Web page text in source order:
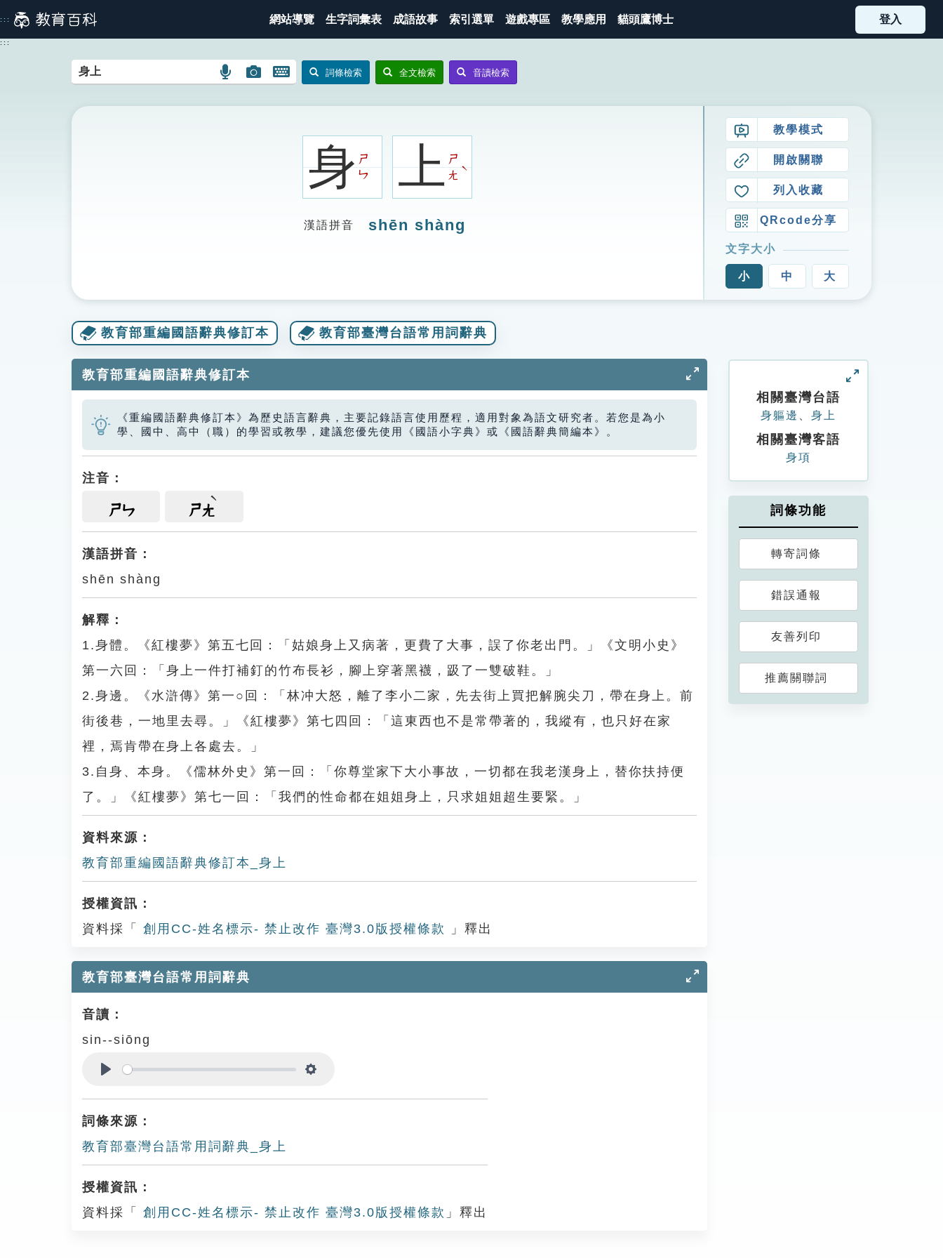
到
主
::: 網站導覽 生字詞彙表 成語故事 索引選單 遊戲專區 教學應用 貓頭鷹博士 登入
:::
語
搜
圖
搜
開
鍵
詞條檢索 全文檢索 音讀檢索
身ㄕ
ㄣ
上ㄕ
ㄤ
ˋ
漢語拼音 shēn shàng
教學模式
開啟關聯
列入收藏
QRcode分享
文字大小
小 中 大
教育部重編國語辭典修訂本 教育部臺灣台語常用詞辭典
教育部重編國語辭典修訂本
《重編國語辭典修訂本》為歷史語言辭典，主要記錄語言使用歷程，適用對象為語文研究者。若您是為小
學、國中、高中（職）的學習或教學，建議您優先使用《國語小字典》或《國語辭典簡編本》。
注音：
ㄕㄣ ㄕㄤ
漢語拼音：
shēn shàng
解釋：
1.身體。《紅樓夢》第五七回：「姑娘身上又病著，更費了大事，誤了你老出門。」《文明小史》
第一六回：「身上一件打補釘的竹布長衫，腳上穿著黑襪，趿了一雙破鞋。」
2.身邊。《水滸傳》第一○回：「林冲大怒，離了李小二家，先去街上買把解腕尖刀，帶在身上。前
街後巷，一地里去尋。」《紅樓夢》第七四回：「這東西也不是常帶著的，我縱有，也只好在家
裡，焉肯帶在身上各處去。」
3.自身、本身。《儒林外史》第一回：「你尊堂家下大小事故，一切都在我老漢身上，替你扶持便
了。」《紅樓夢》第七一回：「我們的性命都在姐姐身上，只求姐姐超生要緊。」
資料來源：
教育部重編國語辭典修訂本_身上
授權資訊：
資料採「
創用CC-姓名標示- 禁止改作 臺灣3.0版授權條款 」釋出
教育部臺灣台語常用詞辭典
音讀：
sin--siōng
詞條來源：
教育部臺灣台語常用詞辭典_身上
授權資訊：
資料採「
創用CC-姓名標示- 禁止改作 臺灣3.0版授權條款 」釋出
相關臺灣台語
身軀邊 身上
相關臺灣客語
身項
詞條功能
轉寄詞條
錯誤通報
友善列印
推薦關聯詞